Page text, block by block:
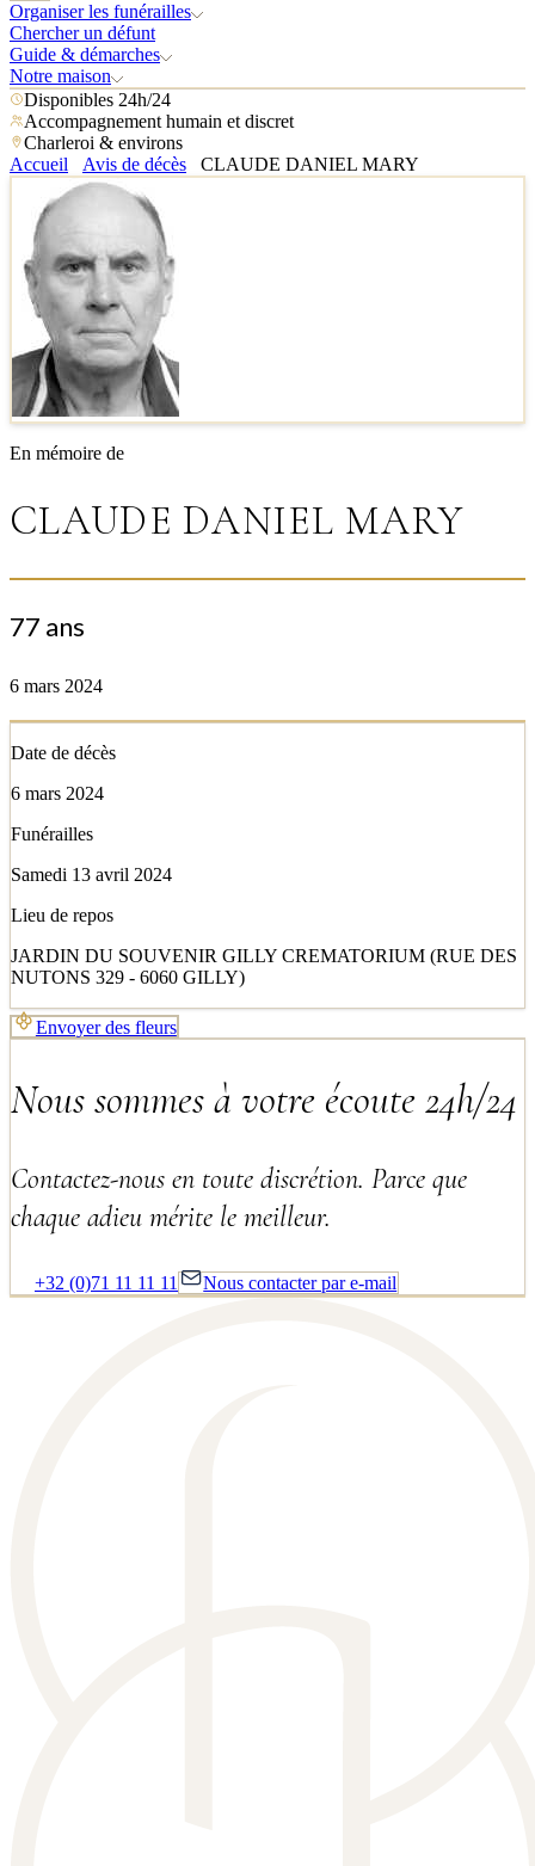
Organiser les funérailles
Chercher un défunt
Guide & démarches
Notre maison
Disponibles 24h/24
Accompagnement humain et discret
Charleroi & environs
Accueil
Avis de décès CLAUDE DANIEL MARY
En mémoire de
CLAUDE DANIEL MARY
77 ans
6 mars 2024
Date de décès
6 mars 2024
Funérailles
Samedi 13 avril 2024
Lieu de repos
JARDIN DU SOUVENIR GILLY CREMATORIUM (RUE DES
NUTONS 329 - 6060 GILLY)
Envoyer des fleurs
Nous sommes à votre écoute 24h/24
Contactez-nous en toute discrétion. Parce que
chaque adieu mérite le meilleur.
+32 (0)71 11 11 11 Nous contacter par e-mail